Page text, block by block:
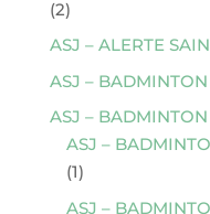
(2)
ASJ – ALERTE
ASJ –
ASJ –
ASJ –
(1)
ASJ –